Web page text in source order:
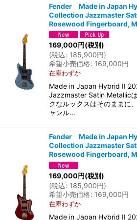
Fender Made in Japan
Collection Jazzmaster
Rosewood Fingerboard,
169,000円(税別)
(税込: 185,900円)
希望小売価格: 169,000円
在庫わずか
Made in Japan Hybrid II
Jazzmaster Satin Metallic
クなルックスはそのままに
ャンル…
Fender Made in Japan
Collection Jazzmaster
Rosewood Fingerboard,
169,000円(税別)
(税込: 185,900円)
希望小売価格: 169,000円
在庫わずか
Made in Japan Hybrid II